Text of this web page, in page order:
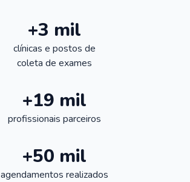
+3 mil
clínicas e postos de
coleta de exames
+19 mil
profissionais parceiros
+50 mil
agendamentos realizados